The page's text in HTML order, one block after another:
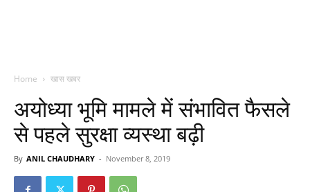
Home खास खबर
अयोध्या भूमि मामले में संभावित फैसले
से पहले सुरक्षा व्यस्था बढ़ी
By ANIL CHAUDHARY - November 8, 2019